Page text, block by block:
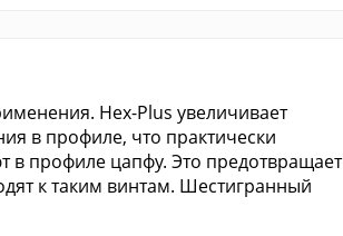
Hex-Plus увеличивает
в профиле, что практически
в профиле цапфу. Это предотвращает
к таким винтам. Шестигранный